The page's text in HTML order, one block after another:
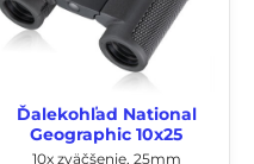
Ďalekohľad National
Geographic 10x25
10x zväčšenie, 25mm